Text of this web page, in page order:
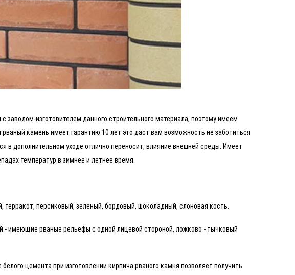
изготовителем данного строительного материала, поэтому имеем
камень имеет гарантию 10 лет это даст вам возможность не заботиться
в дополнительном уходе отлично переносит, влияние внешней среды. Имеет
температур в зимнее и летнее время.
персиковый, зеленый, бордовый, шоколадный, слоновая кость.
- имеющие рваные рельефы с одной лицевой стороной, ложково - тычковый
цемента при изготовлении кирпича рваного камня позволяет получить